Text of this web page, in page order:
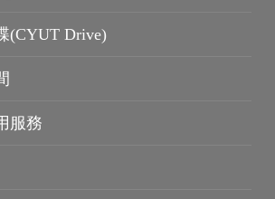
(CYUT Drive)
服務